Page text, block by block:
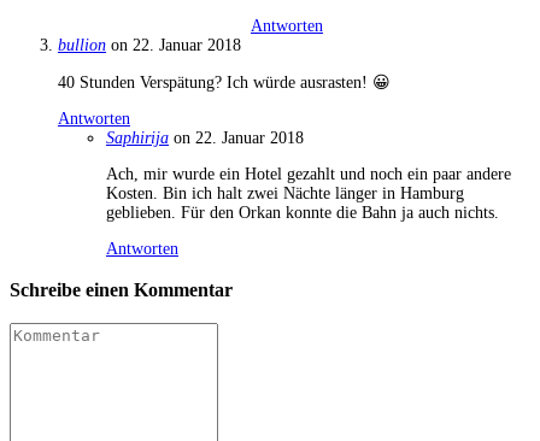
Antworten
bullion on 22. Januar 2018
40 Stunden Verspätung? Ich würde ausrasten! 😀
Antworten
Saphirija on 22. Januar 2018
Ach, mir wurde ein Hotel gezahlt und noch ein paar andere
Kosten. Bin ich halt zwei Nächte länger in Hamburg
geblieben. Für den Orkan konnte die Bahn ja auch nichts.
Antworten
Schreibe einen Kommentar